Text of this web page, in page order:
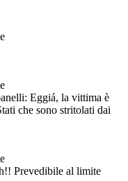
Eggiá, la vittima è
che sono stritolati dai
Prevedibile al limite